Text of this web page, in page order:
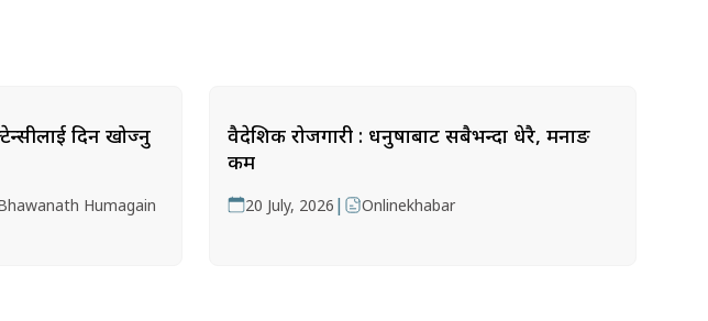
दिन खोज्नु
Humagain
वैदेशिक रोजगारी : धनुषाबाट सबैभन्दा धेरै, मनाङ
कम
20 July, 2026 | Onlinekhabar